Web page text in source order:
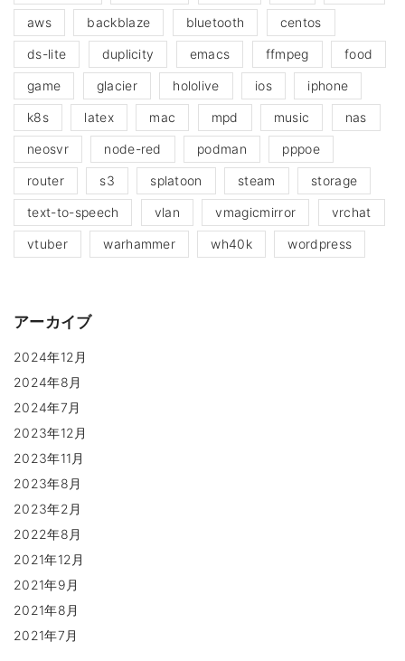
aws backblaze bluetooth centos
ds-lite duplicity emacs ffmpeg food
game glacier hololive ios iphone
k8s latex mac mpd music nas
neosvr node-red podman pppoe
router s3 splatoon steam storage
text-to-speech vlan vmagicmirror vrchat
vtuber warhammer wh40k wordpress
アーカイブ
2024年12月
2024年8月
2024年7月
2023年12月
2023年11月
2023年8月
2023年2月
2022年8月
2021年12月
2021年9月
2021年8月
2021年7月